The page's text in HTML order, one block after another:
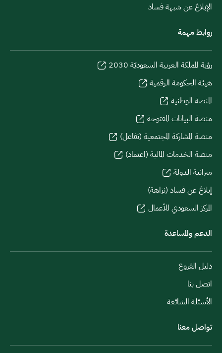
الإبلاغ عن شبهة فساد
روابط مهمة
رؤية المملكة العربية السعوديّة 2030
هيئة الحكومة الرقمية
المنصة الوطنية
منصة البيانات المفتوحة
منصة المشاركة المجتمعية (تفاعل)
منصة الخدمات المالية (اعتماد)
ميزانية الدولة
إبلاغ عن فساد (نزاهة)
المركز السعودي للأعمال
الدعم والمساعدة
دليل الفروع
اتصل بنا
الأسئلة الشائعة
تواصل معنا